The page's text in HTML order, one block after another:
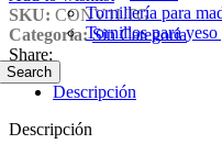
Tornillería para
Tornillos para yeso
Search
SKU: CONV1LTG
Categoría: Sin Categoría
Share:
Descripción
Descripción